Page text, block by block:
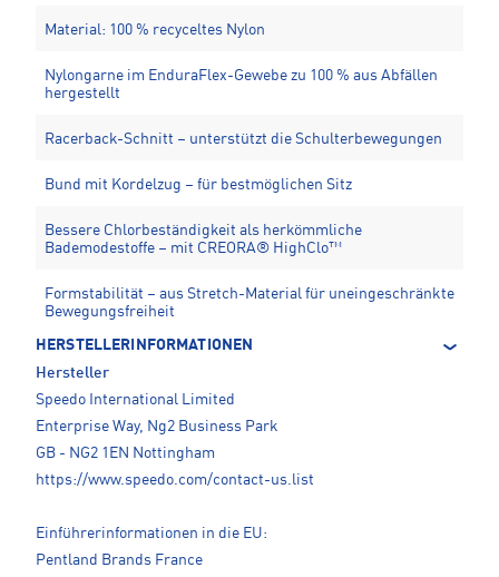
Material: 100 % recyceltes Nylon
Nylongarne im EnduraFlex-Gewebe zu 100 % aus Abfällen
hergestellt
Racerback-Schnitt – unterstützt die Schulterbewegungen
Bund mit Kordelzug – für bestmöglichen Sitz
Bessere Chlorbeständigkeit als herkömmliche
Bademodestoffe – mit CREORA® HighClo™
Formstabilität – aus Stretch-Material für uneingeschränkte
Bewegungsfreiheit
HERSTELLERINFORMATIONEN
Hersteller
Speedo International Limited
Enterprise Way, Ng2 Business Park
GB - NG2 1EN Nottingham
https://www.speedo.com/contact-us.list
Einführerinformationen in die EU:
Pentland Brands France